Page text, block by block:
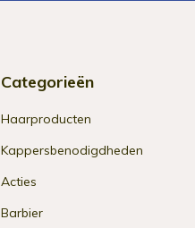
Categorieën
Haarproducten
Kappersbenodigdheden
Acties
Barbier